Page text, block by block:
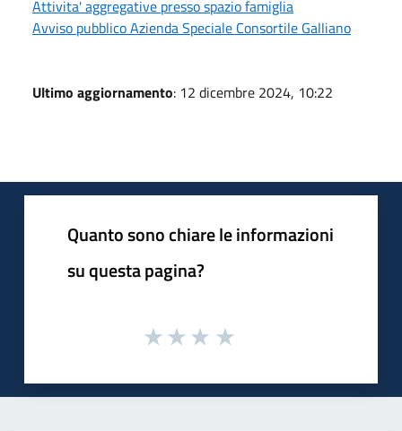
Attivita' aggregative presso spazio famiglia
Avviso pubblico Azienda Speciale Consortile Galliano
Ultimo aggiornamento: 12 dicembre 2024, 10:22
Quanto sono chiare le informazioni
su questa pagina?